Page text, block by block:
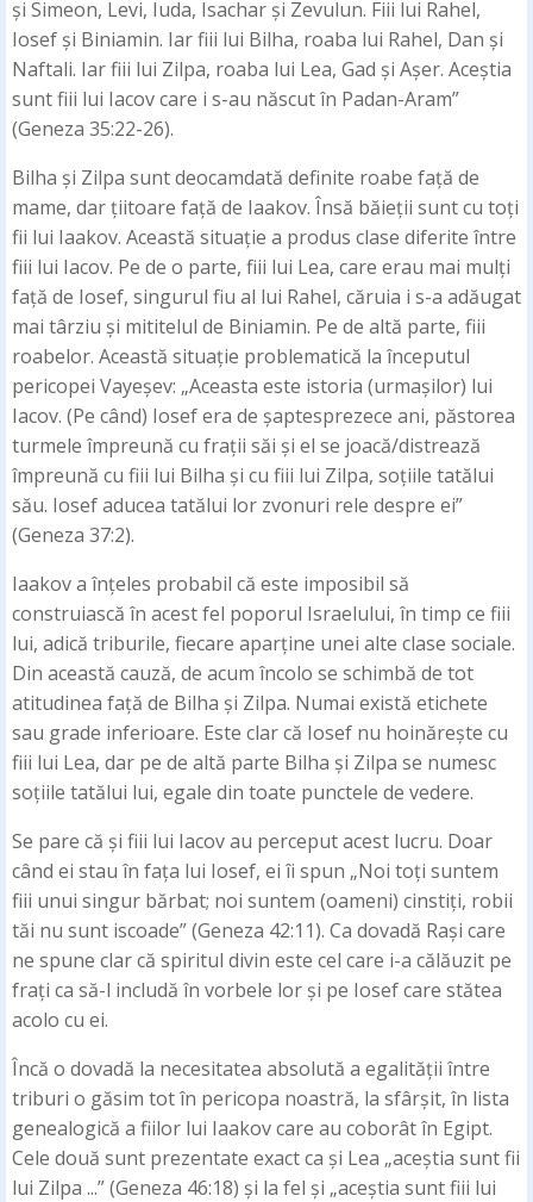
și Simeon, Levi, Iuda, Isachar și Zevulun. Fiii lui Rahel,
Iosef și Biniamin. Iar fiii lui Bilha, roaba lui Rahel, Dan și
Naftali. Iar fiii lui Zilpa, roaba lui Lea, Gad și Așer. Aceștia
sunt fiii lui Iacov care i s-au născut în Padan-Aram”
(Geneza 35:22-26).
Bilha și Zilpa sunt deocamdată definite roabe față de
mame, dar țiitoare față de Iaakov. Însă băieții sunt cu toți
fii lui Iaakov. Această situație a produs clase diferite între
fiii lui Iacov. Pe de o parte, fiii lui Lea, care erau mai mulți
față de Iosef, singurul fiu al lui Rahel, căruia i s-a adăugat
mai târziu și mititelul de Biniamin. Pe de altă parte, fiii
roabelor. Această situație problematică la începutul
pericopei Vayeșev: „Aceasta este istoria (urmașilor) lui
Iacov. (Pe când) Iosef era de șaptesprezece ani, păstorea
turmele împreună cu frații săi și el se joacă/distrează
împreună cu fiii lui Bilha și cu fiii lui Zilpa, soțiile tatălui
său. Iosef aducea tatălui lor zvonuri rele despre ei”
(Geneza 37:2).
Iaakov a înțeles probabil că este imposibil să
construiască în acest fel poporul Israelului, în timp ce fiii
lui, adică triburile, fiecare aparține unei alte clase sociale.
Din această cauză, de acum încolo se schimbă de tot
atitudinea față de Bilha și Zilpa. Numai există etichete
sau grade inferioare. Este clar că Iosef nu hoinărește cu
fiii lui Lea, dar pe de altă parte Bilha și Zilpa se numesc
soțiile tatălui lui, egale din toate punctele de vedere.
Se pare că și fiii lui Iacov au perceput acest lucru. Doar
când ei stau în fața lui Iosef, ei îi spun „Noi toți suntem
fiii unui singur bărbat; noi suntem (oameni) cinstiți, robii
tăi nu sunt iscoade” (Geneza 42:11). Ca dovadă Rași care
ne spune clar că spiritul divin este cel care i-a călăuzit pe
frați ca să-l includă în vorbele lor și pe Iosef care stătea
acolo cu ei.
Încă o dovadă la necesitatea absolută a egalității între
triburi o găsim tot în pericopa noastră, la sfârșit, în lista
genealogică a fiilor lui Iaakov care au coborât în Egipt.
Cele două sunt prezentate exact ca și Lea „aceștia sunt fii
lui Zilpa ...” (Geneza 46:18) și la fel și „aceștia sunt fiii lui